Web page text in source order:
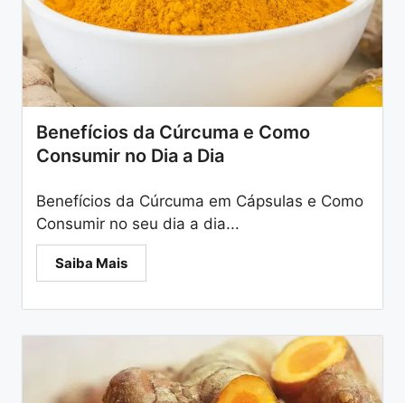
Benefícios da Cúrcuma e Como
Consumir no Dia a Dia
Benefícios da Cúrcuma em Cápsulas e Como
Consumir no seu dia a dia...
Saiba Mais